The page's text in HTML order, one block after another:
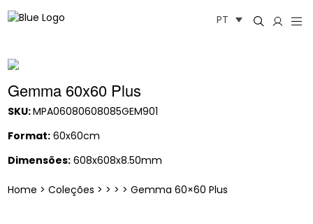
para
PT
Gemma 60x60 Plus
SKU:MPA06080608085GEM901
Format:60x60cm
Dimensões:608x608x8.50mm
Home > Coleções > > > > Gemma 60×60 Plus